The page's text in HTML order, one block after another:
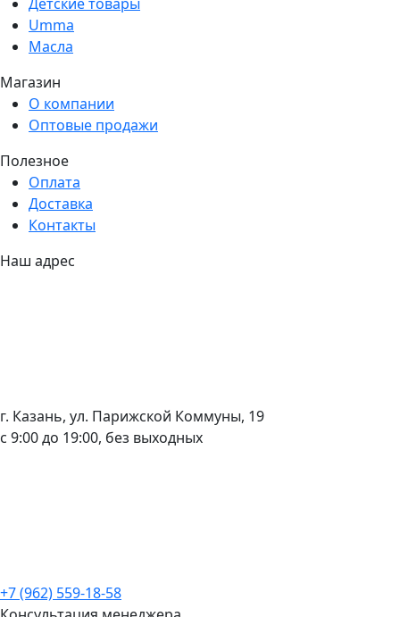
Umma
Масла
Магазин
О компании
Оптовые продажи
Полезное
Оплата
Доставка
Контакты
Наш адрес
г. Казань, ул. Парижской Коммуны, 19
с 9:00 до 19:00, без выходных
+7 (962) 559-18-58